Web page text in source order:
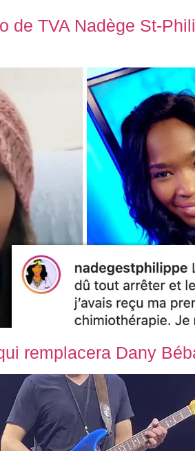
de TVA Nadège St-
remplacera Dany